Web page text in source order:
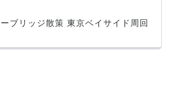
ブリッジ散策 東京ベイサイド周回